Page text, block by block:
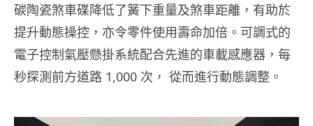
碳陶瓷煞車碟降低了簧下重量及煞車距離，有助於
提升動態操控，亦令零件使用壽命加倍。可調式的
電子控制氣壓懸掛系統配合先進的車載感應器，每
秒探測前方道路 1,000 次， 從而進行動態調整。